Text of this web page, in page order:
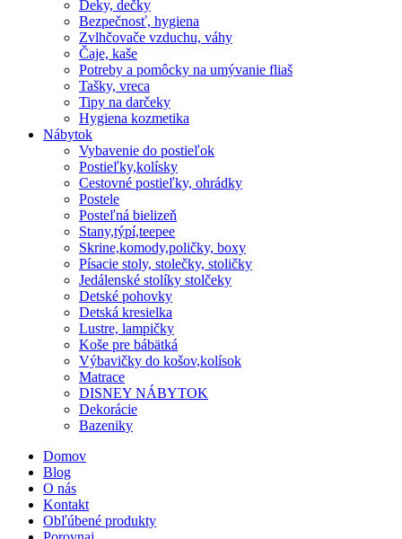
Deky, dečky
Bezpečnosť, hygiena
Zvlhčovače vzduchu, váhy
Čaje, kaše
Potreby a pomôcky na umývanie fliaš
Tašky, vreca
Tipy na darčeky
Hygiena kozmetika
Nábytok
Vybavenie do postieľok
Postieľky,kolísky
Cestovné postieľky, ohrádky
Postele
Posteľná bielizeň
Stany,týpí,teepee
Skrine,komody,poličky, boxy
Písacie stoly, stolečky, stoličky
Jedálenské stolíky stolčeky
Detské pohovky
Detská kresielka
Lustre, lampičky
Koše pre bábätká
Výbavičky do košov,kolísok
Matrace
DISNEY NÁBYTOK
Dekorácie
Bazeniky
Domov
Blog
O nás
Kontakt
Obľúbené produkty